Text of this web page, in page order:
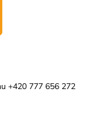
+420 777 656 272